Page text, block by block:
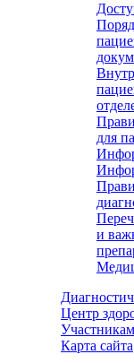
для
и
Центр
Карта сайта